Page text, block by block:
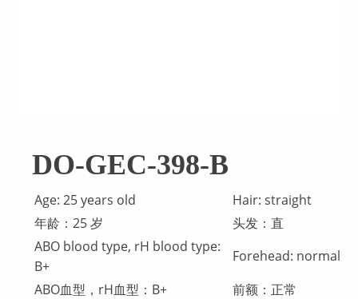
DO-GEC-398-B
Age: 25 years old
Hair: straight
年龄：25 岁
头发：直
ABO blood type, rH blood type:
B+
Forehead: normal
ABO血型，rH血型：B+
前额：正常